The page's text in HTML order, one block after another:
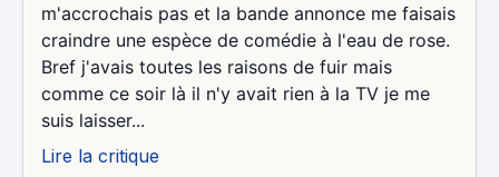
m'accrochais pas et la bande annonce me faisais
craindre une espèce de comédie à l'eau de rose.
Bref j'avais toutes les raisons de fuir mais
comme ce soir là il n'y avait rien à la TV je me
suis laisser...
Lire la critique